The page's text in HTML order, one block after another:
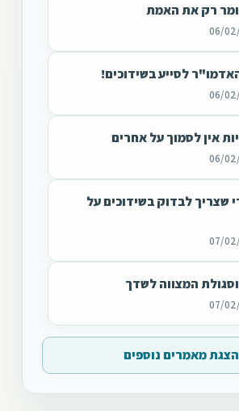
רק את האמת
לסייע בשידוכים!
אין לסמוך על אחרים
שצריך לבדוק בשידוכים על
המצווה לשדך
הצגת מאמרים נוספים